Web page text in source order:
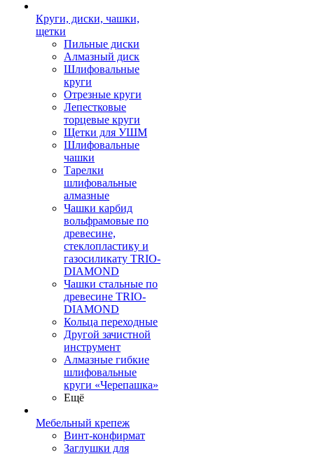
Круги, диски, чашки,
щетки
Пильные диски
Алмазный диск
Шлифовальные
круги
Отрезные круги
Лепестковые
торцевые круги
Щетки для УШМ
Шлифовальные
чашки
Тарелки
шлифовальные
алмазные
Чашки карбид
вольфрамовые по
древесине,
стеклопластику и
газосиликату TRIO-
DIAMOND
Чашки стальные по
древесине TRIO-
DIAMOND
Кольца переходные
Другой зачистной
инструмент
Алмазные гибкие
шлифовальные
круги «Черепашка»
Ещё
Мебельный крепеж
Винт-конфирмат
Заглушки для